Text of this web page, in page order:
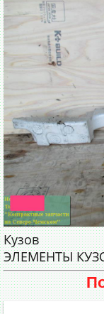
Кузов
ЭЛЕМЕНТЫ